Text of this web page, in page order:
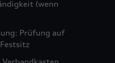
(wenn
Prüfung auf